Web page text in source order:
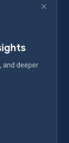
and deeper